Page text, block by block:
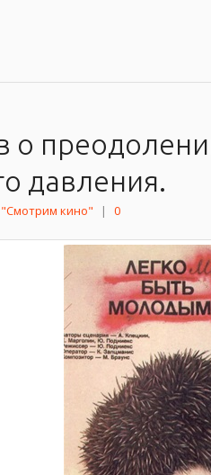
о
давления.
"Смотрим кино" | 0